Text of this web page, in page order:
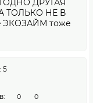
ДРУГАЯ
ТОЛЬКО НЕ В
ЭКОЗАЙМ тоже
5
0 0